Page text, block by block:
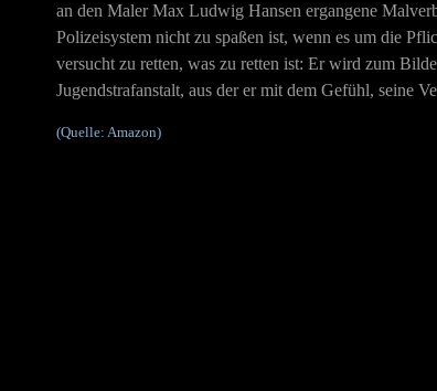
an den Maler Max Ludwig Hansen ergangene
Polizeisystem nicht zu spaßen ist, wenn es um die
versucht zu retten, was zu retten ist: Er wird zum
Jugendstrafanstalt, aus der er mit dem Gefühl, seine
(Quelle: Amazon)